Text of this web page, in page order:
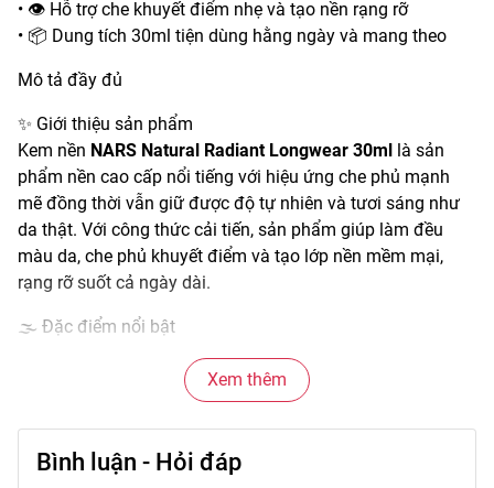
• 👁️ Hỗ trợ che khuyết điểm nhẹ và tạo nền rạng rỡ
• 📦 Dung tích 30ml tiện dùng hằng ngày và mang theo
Mô tả đầy đủ
✨ Giới thiệu sản phẩm
Kem nền NARS Natural Radiant Longwear 30ml
là sản
phẩm nền cao cấp nổi tiếng với hiệu ứng che phủ mạnh
mẽ đồng thời vẫn giữ được độ tự nhiên và tươi sáng như
da thật. Với công thức cải tiến, sản phẩm giúp làm đều
màu da, che phủ khuyết điểm và tạo lớp nền mềm mại,
rạng rỡ suốt cả ngày dài.
🌫️ Đặc điểm nổi bật
• Kết cấu kem mịn, không gây cakey và dễ tán đều trên da.
• Hiệu ứng che phủ từ trung bình đến cao giúp giảm thiểu
các vùng không đều màu.
• Tạo nền mềm mịn, rạng rỡ mà vẫn giữ cảm giác nhẹ trên
da.
Xem thêm
Bình luận - Hỏi đáp